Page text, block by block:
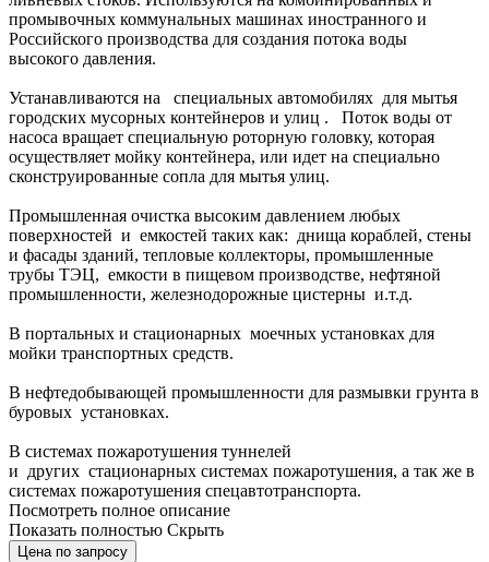
промывочных коммунальных машинах иностранного и
Российского производства для создания потока воды
высокого давления.
Устанавливаются на специальных автомобилях для мытья
городских мусорных контейнеров и улиц . Поток воды от
насоса вращает специальную роторную головку, которая
осуществляет мойку контейнера, или идет на специально
сконструированные сопла для мытья улиц.
Промышленная очистка высоким давлением любых
поверхностей и емкостей таких как: днища кораблей, стены
и фасады зданий, тепловые коллекторы, промышленные
трубы ТЭЦ, емкости в пищевом производстве, нефтяной
промышленности, железнодорожные цистерны и.т.д.
В портальных и стационарных моечных установках для
мойки транспортных средств.
В нефтедобывающей промышленности для размывки грунта в
буровых установках.
В системах пожаротушения туннелей
и других стационарных системах пожаротушения, а так же в
системах пожаротушения спецавтотранспорта.
Посмотреть полное описание
Показать полностью Скрыть
Цена по запросу